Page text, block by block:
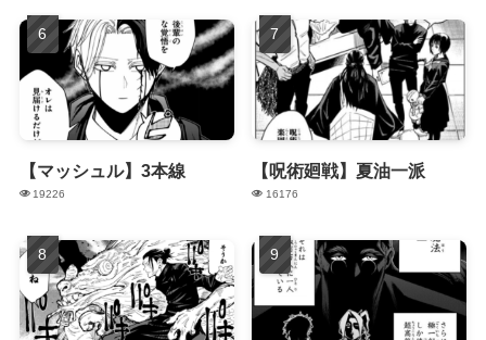
【マッシュル】3本線
19226
【呪術廻戦】夏油一派
16176